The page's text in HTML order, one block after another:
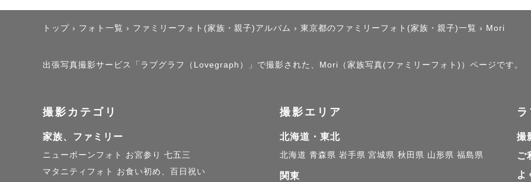
トップ › フォト一覧 › ファミリーフォト(家族・親子)アルバム › 東京都のファミリーフォト(家族・親子)一覧 › Mori
出張写真撮影サービス「ラブグラフ（Lovegraph）」で撮影された、Mori（家族写真(ファミリーフォト)）ページです。
撮影カテゴリ
家族、ファミリー
ニューボーンフォト お宮参り 七五三
マタニティフォト
お食い初め、百日祝い
撮影エリア
北海道・東北
北海道 青森県 岩手県 宮城県 秋田県 山形県 福島県
関東
撮
ご
よ